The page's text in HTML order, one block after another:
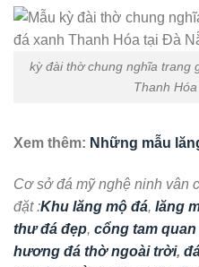
kỳ đài thờ chung nghĩa trang
Thanh
Xem thêm: Những mẫu
Cơ sở đá mỹ nghệ ninh vân
đặt :Khu lăng mộ đá, lăng
thư đá đẹp, cổng tam quan
hương đá thờ ngoài trời,